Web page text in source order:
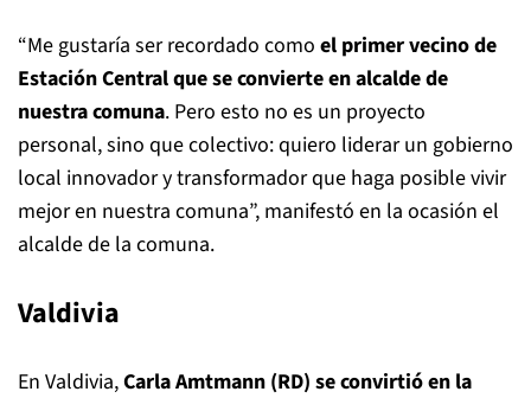
“Me gustaría ser recordado como el primer vecino de
Estación Central que se convierte en alcalde de
nuestra comuna. Pero esto no es un proyecto
personal, sino que colectivo: quiero liderar un gobierno
local innovador y transformador que haga posible vivir
mejor en nuestra comuna”, manifestó en la ocasión el
alcalde de la comuna.
Valdivia
En Valdivia,Carla Amtmann (RD) se convirtió en la